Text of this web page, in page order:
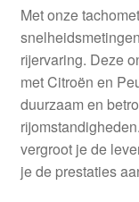
Levering
Mijn account
Over ons
Privacybeleid
Met onze
rijervaring. Deze
met Citroën en
duurzaam en
vergroot je de
je de prestaties